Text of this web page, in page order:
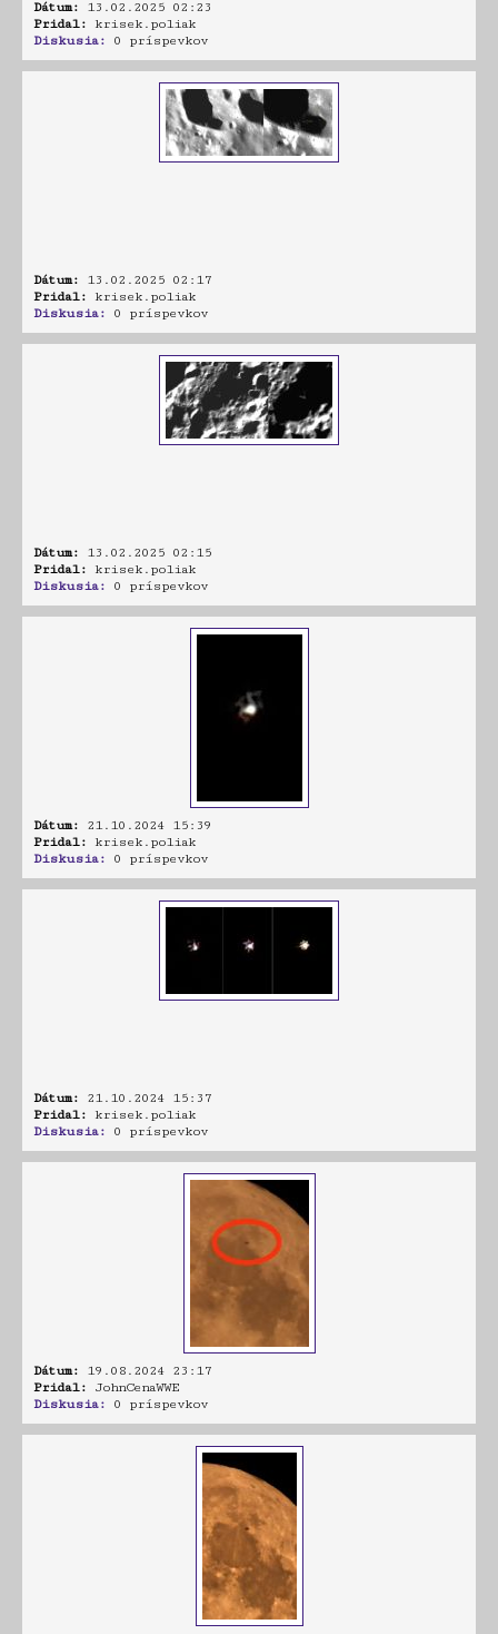
Dátum: 13.02.2025 02:23
Pridal: krisek.poliak
Diskusia: 0 príspevkov
Dátum: 13.02.2025 02:17
Pridal: krisek.poliak
Diskusia: 0 príspevkov
Dátum: 13.02.2025 02:15
Pridal: krisek.poliak
Diskusia: 0 príspevkov
Dátum: 21.10.2024 15:39
Pridal: krisek.poliak
Diskusia: 0 príspevkov
Dátum: 21.10.2024 15:37
Pridal: krisek.poliak
Diskusia: 0 príspevkov
Dátum: 19.08.2024 23:17
Pridal: JohnCenaWWE
Diskusia: 0 príspevkov